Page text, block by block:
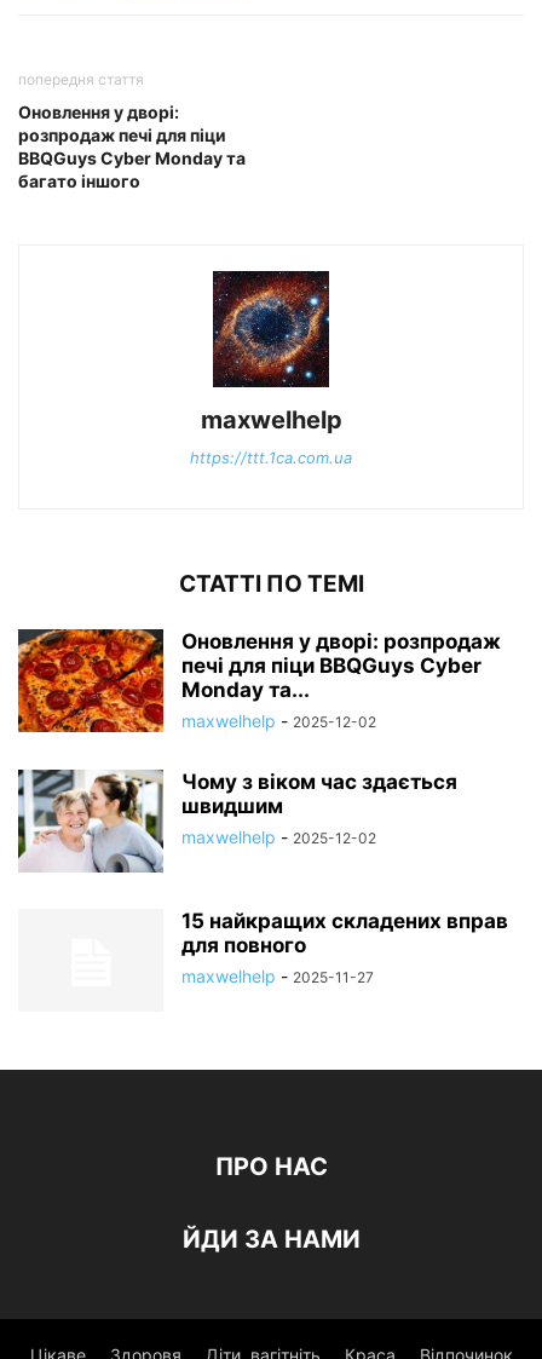
попередня стаття
Оновлення у дворі:
розпродаж печі для піци
BBQGuys Cyber Monday та
багато іншого
maxwelhelp
https://ttt.1ca.com.ua
СТАТТІ ПО ТЕМІ
Оновлення у дворі: розпродаж
печі для піци BBQGuys Cyber
Monday та...
maxwelhelp - 2025-12-02
Чому з віком час здається
швидшим
maxwelhelp - 2025-12-02
15 найкращих складених вправ
для повного
maxwelhelp - 2025-11-27
ПРО НАС
ЙДИ ЗА НАМИ
Цікаве Здоровя Діти, вагітніть Краса Відпочинок